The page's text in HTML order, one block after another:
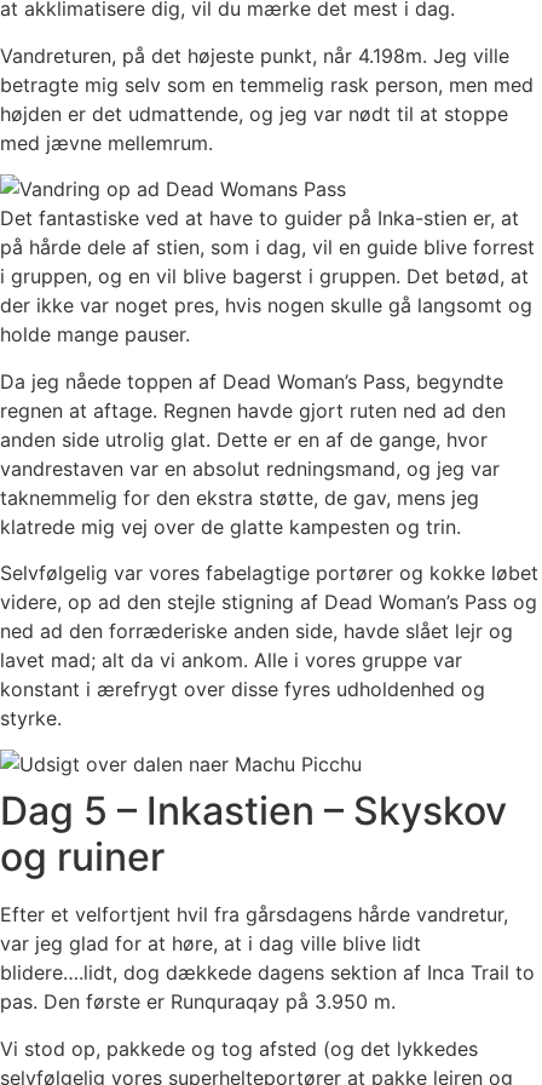
at akklimatisere dig, vil du mærke det mest i dag.
Vandreturen, på det højeste punkt, når 4.198m. Jeg ville
betragte mig selv som en temmelig rask person, men med
højden er det udmattende, og jeg var nødt til at stoppe
med jævne mellemrum.
Det fantastiske ved at have to guider på Inka-stien er, at
på hårde dele af stien, som i dag, vil en guide blive forrest
i gruppen, og en vil blive bagerst i gruppen. Det betød, at
der ikke var noget pres, hvis nogen skulle gå langsomt og
holde mange pauser.
Da jeg nåede toppen af ​​Dead Woman’s Pass, begyndte
regnen at aftage. Regnen havde gjort ruten ned ad den
anden side utrolig glat. Dette er en af ​​de gange, hvor
vandrestaven var en absolut redningsmand, og jeg var
taknemmelig for den ekstra støtte, de gav, mens jeg
klatrede mig vej over de glatte kampesten og trin.
Selvfølgelig var vores fabelagtige portører og kokke løbet
videre, op ad den stejle stigning af Dead Woman’s Pass og
ned ad den forræderiske anden side, havde slået lejr og
lavet mad; alt da vi ankom. Alle i vores gruppe var
konstant i ærefrygt over disse fyres udholdenhed og
styrke.
Dag 5 – Inkastien – Skyskov
og ruiner
Efter et velfortjent hvil fra gårsdagens hårde vandretur,
var jeg glad for at høre, at i dag ville blive lidt
blidere….lidt, dog dækkede dagens sektion af Inca Trail to
pas. Den første er Runquraqay på 3.950 m.
Vi stod op, pakkede og tog afsted (og det lykkedes
selvfølgelig vores superhelteportører at pakke lejren og